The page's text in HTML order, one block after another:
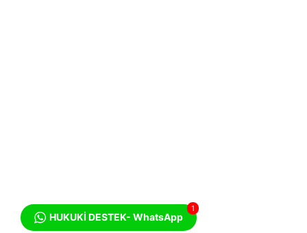
HUKUKİ DESTEK- WhatsApp
1